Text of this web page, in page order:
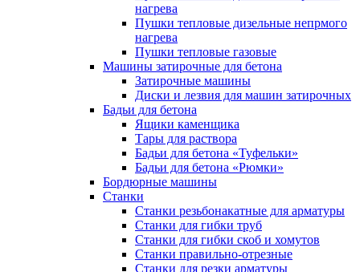
нагрева
Пушки тепловые дизельные непрмого
нагрева
Пушки тепловые газовые
Машины затирочные для бетона
Затирочные машины
Диски и лезвия для машин затирочных
Бадьи для бетона
Ящики каменщика
Тары для раствора
Бадьи для бетона «Туфельки»
Бадьи для бетона «Рюмки»
Бордюрные машины
Станки
Станки резьбонакатные для арматуры
Станки для гибки труб
Станки для гибки скоб и хомутов
Станки правильно-отрезные
Станки для резки арматуры